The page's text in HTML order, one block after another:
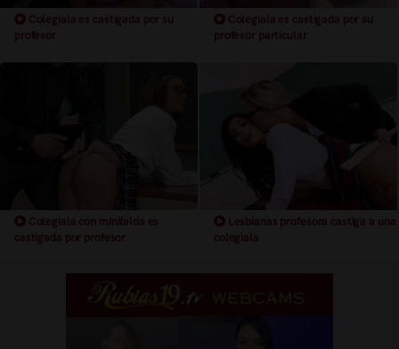
Colegiala es castigada por su
profesor
Colegiala es castigada por su
profesor particular
Colegiala con minifalda es
castigada por profesor
Lesbianas profesora castiga a una
colegiala